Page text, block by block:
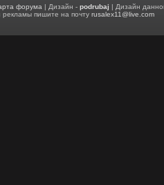
форума | Дизайн -podrubaj | Дизайн
рекламы пишите на почтуrusalex11@live.com